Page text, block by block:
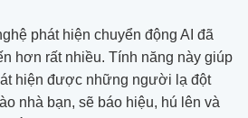
phát hiện chuyển động AI đã
hơn rất nhiều. Tính năng này giúp
hiện được những người lạ đột
nhà bạn, sẽ báo hiệu, hú lên và